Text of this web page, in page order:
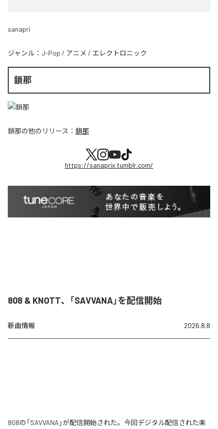
sanapri
ジャンル： J-Pop / アニメ / エレクトロニック
鎖那
鎖那の他のリリース： 鎖那
https://sanaprix.tumblr.com/
808 & KNOTT、「SAVVANA」を配信開始
新曲情報 2026.8.8
808の「SAVVANA」が配信開始された。今回デジタル配信された楽